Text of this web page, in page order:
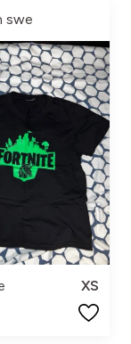
swe
XS